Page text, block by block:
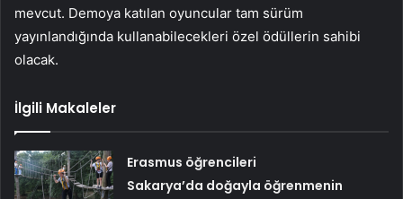
mevcut. Demoya katılan oyuncular tam sürüm
yayınlandığında kullanabilecekleri özel ödüllerin sahibi
olacak.
İlgili Makaleler
Erasmus öğrencileri
Sakarya’da doğayla öğrenmenin